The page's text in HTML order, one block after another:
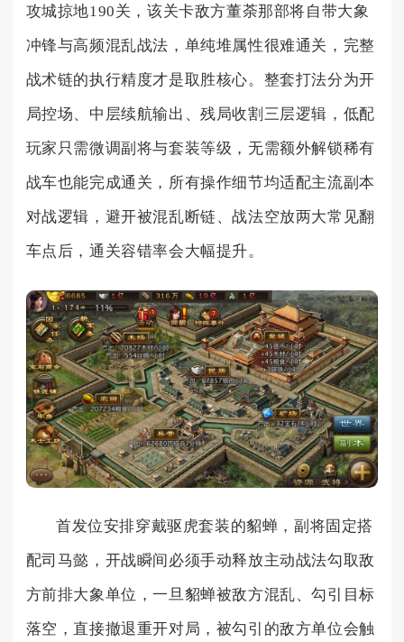
攻城掠地190关，该关卡敌方董荼那部将自带大象
冲锋与高频混乱战法，单纯堆属性很难通关，完整
战术链的执行精度才是取胜核心。整套打法分为开
局控场、中层续航输出、残局收割三层逻辑，低配
玩家只需微调副将与套装等级，无需额外解锁稀有
战车也能完成通关，所有操作细节均适配主流副本
对战逻辑，避开被混乱断链、战法空放两大常见翻
车点后，通关容错率会大幅提升。
首发位安排穿戴驱虎套装的貂蝉，副将固定搭
配司马懿，开战瞬间必须手动释放主动战法勾取敌
方前排大象单位，一旦貂蝉被敌方混乱、勾引目标
落空，直接撤退重开对局，被勾引的敌方单位会触